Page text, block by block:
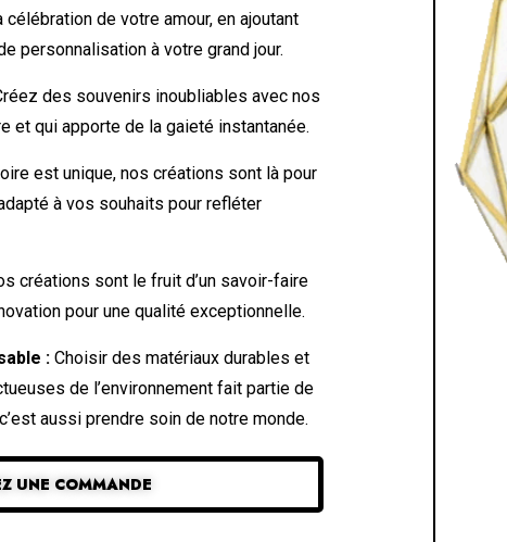
de votre amour, en ajoutant
personnalisation à votre grand jour.
des souvenirs inoubliables avec nos
et qui apporte de la gaieté instantanée.
est unique, nos créations sont là pour
à vos souhaits pour refléter
créations sont le fruit d’un savoir-faire
pour une qualité exceptionnelle.
: Choisir des matériaux durables et
de l’environnement fait partie de
aussi prendre soin de notre monde.
UNE COMMANDE